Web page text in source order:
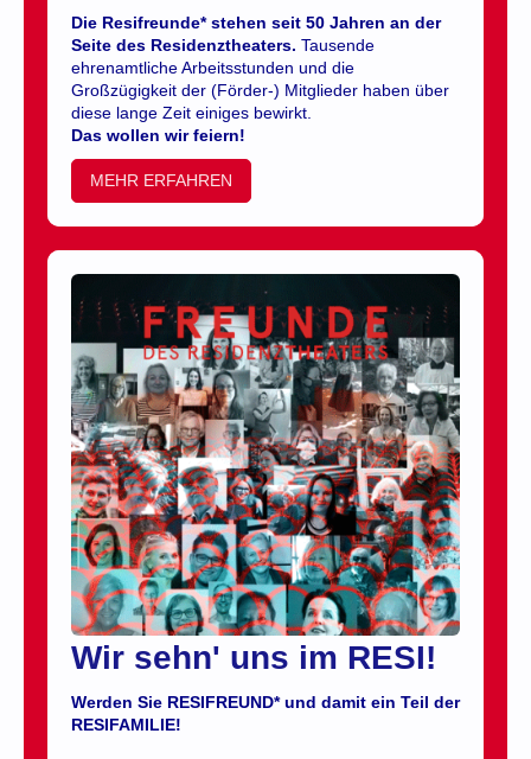
Die Resifreunde* stehen seit 50 Jahren an der
Seite des Residenztheaters. Tausende
ehrenamtliche Arbeitsstunden und die
Großzügigkeit der (Förder-) Mitglieder haben über
diese lange Zeit einiges bewirkt.
Das wollen wir feiern!
MEHR ERFAHREN
Wir sehn' uns im RESI!
Werden Sie RESIFREUND* und damit ein Teil der
RESIFAMILIE!